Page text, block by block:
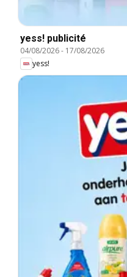
yess! publicité
04/08/2026- 17/08/2026
yess!